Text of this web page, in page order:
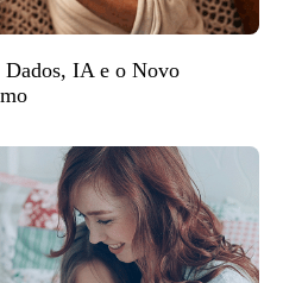
Dados, IA e o Novo